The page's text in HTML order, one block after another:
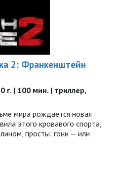
2: Франкенштейн
г. | 100 мин. | триллер,
мира рождается новая
этого кровавого спорта,
просты: гони — или